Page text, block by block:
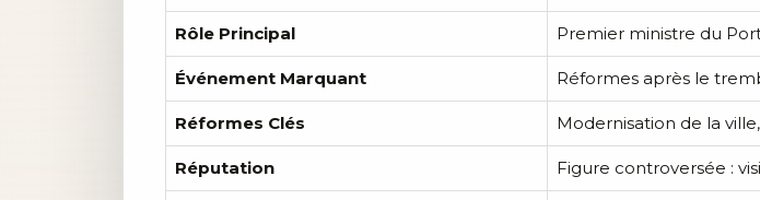
Rôle Principal Premier ministre du
Événement Marquant Réformes après le
Réformes Clés Modernisation de la
Réputation Figure controversée :